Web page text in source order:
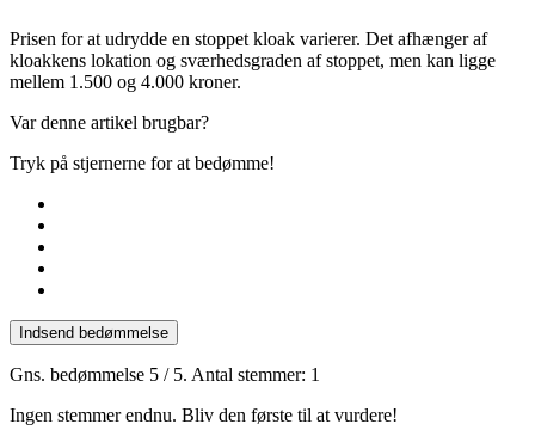
Prisen for at udrydde en stoppet kloak varierer. Det afhænger af
kloakkens lokation og sværhedsgraden af stoppet, men kan ligge
mellem 1.500 og 4.000 kroner.
Var denne artikel brugbar?
Tryk på stjernerne for at bedømme!
Indsend bedømmelse
Gns. bedømmelse 5 / 5. Antal stemmer: 1
Ingen stemmer endnu. Bliv den første til at vurdere!